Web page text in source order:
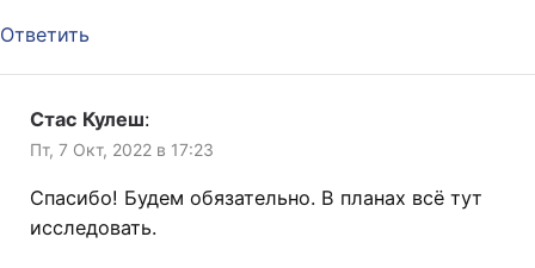
Ответить
Стас Кулеш:
Пт, 7 Окт, 2022 в 17:23
Спасибо! Будем обязательно. В планах всё тут
исследовать.